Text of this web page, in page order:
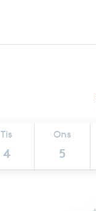
Tis
4
Ons
5